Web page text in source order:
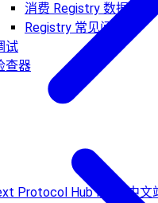
消费 Registry 数据
Registry 常见问题
试
查器
Protocol HubMCP 中文